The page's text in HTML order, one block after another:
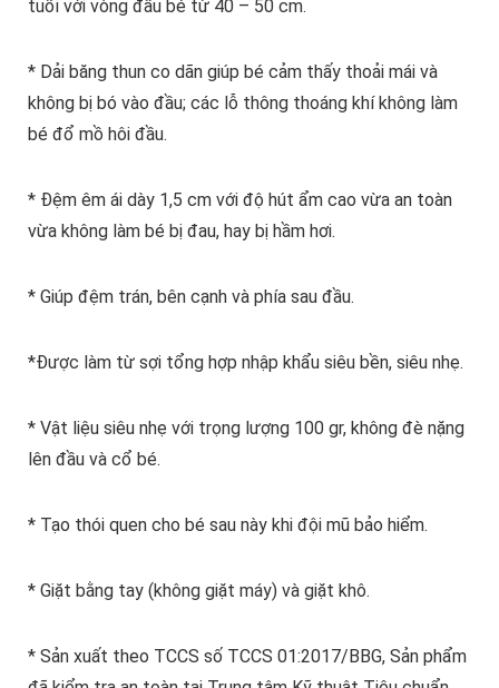
tuổi với vòng đầu bé từ 40 – 50 cm.
* Dải băng thun co dãn giúp bé cảm thấy thoải mái và
không bị bó vào đầu; các lỗ thông thoáng khí không làm
bé đổ mồ hôi đầu.
* Đệm êm ái dày 1,5 cm với độ hút ẩm cao vừa an toàn
vừa không làm bé bị đau, hay bị hầm hơi.
* Giúp đệm trán, bên cạnh và phía sau đầu.
*Được làm từ sợi tổng hợp nhập khẩu siêu bền, siêu nhẹ.
* Vật liệu siêu nhẹ với trọng lượng 100 gr, không đè nặng
lên đầu và cổ bé.
* Tạo thói quen cho bé sau này khi đội mũ bảo hiểm.
* Giặt bằng tay (không giặt máy) và giặt khô.
* Sản xuất theo TCCS số TCCS 01:2017/BBG, Sản phẩm